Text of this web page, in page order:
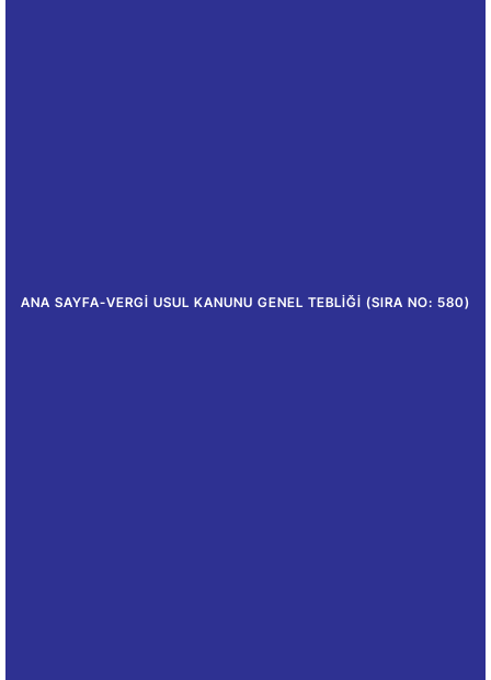
ANA SAYFA-VERGI USUL KANUNU GENEL TEBLIĞI (SIRA NO: 580)